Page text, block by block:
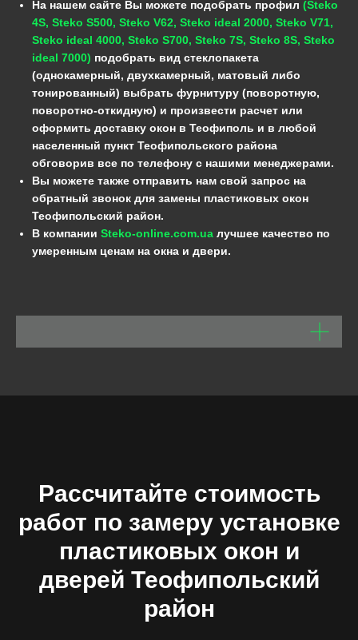
На нашем сайте Вы можете подобрать профил (Steko
4S, Steko S500, Steko V62, Steko ideal 2000, Steko V71,
Steko ideal 4000, Steko S700, Steko 7S, Steko 8S, Steko
ideal 7000) подобрать вид стеклопакета
(однокамерный, двухкамерный, матовый либо
тонированный) выбрать фурнитуру (поворотную,
поворотно-откидную) и произвести расчет или
оформить доставку окон в Теофиполь и в любой
населенный пункт Теофипольского района
обговорив все по телефону с нашими менеджерами.
Вы можете также отправить нам свой запрос на
обратный звонок для замены пластиковых окон
Теофипольский район.
В компании Steko-online.com.ua лучшее качество по
умеренным ценам на окна и двери.
Рассчитайте стоимость
работ по замеру установке
пластиковых окон и
дверей Теофипольский
район